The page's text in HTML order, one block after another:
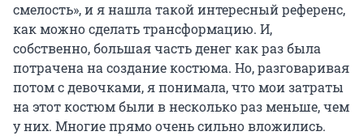
смелость», и я нашла такой интересный референс,
как можно сделать трансформацию. И,
собственно, большая часть денег как раз была
потрачена на создание костюма. Но, разговаривая
потом с девочками, я понимала, что мои затраты
на этот костюм были в несколько раз меньше, чем
у них. Многие прямо очень сильно вложились.